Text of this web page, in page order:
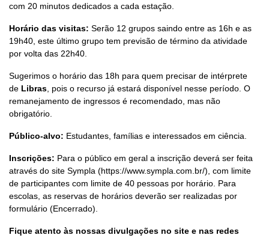
com 20 minutos dedicados a cada estação.
Horário das visitas: Serão 12 grupos saindo entre as 16h e as
19h40, este último grupo tem previsão de término da atividade
por volta das 22h40.
Sugerimos o horário das 18h para quem precisar de intérprete
de Libras , pois o recurso já estará disponível nesse período. O
remanejamento de ingressos é recomendado, mas não
obrigatório.
Público-alvo: Estudantes, famílias e interessados em ciência.
Inscrições: Para o público em geral a inscrição deverá ser feita
através do site Sympla (https://www.sympla.com.br/), com limite
de participantes com limite de 40 pessoas por horário. Para
escolas, as reservas de horários deverão ser realizadas por
formulário (Encerrado).
Fique atento às nossas divulgações no site e nas redes